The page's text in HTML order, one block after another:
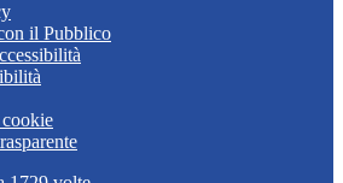
il Pubblico
cookie